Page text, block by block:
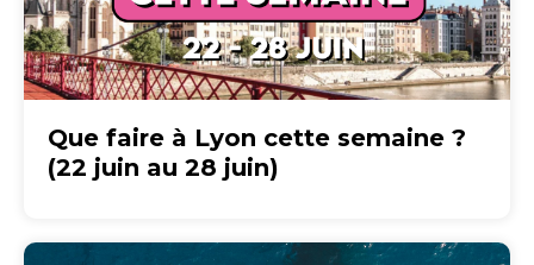
Que faire à Lyon cette semaine ?
(22 juin au 28 juin)